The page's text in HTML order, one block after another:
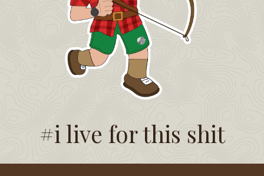
#i live for this shit